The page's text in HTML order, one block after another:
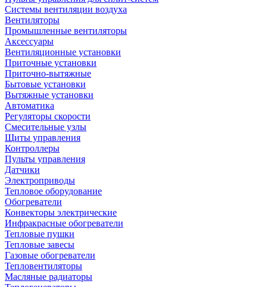
Системы вентиляции воздуха
Вентиляторы
Промышленные вентиляторы
Аксессуары
Вентиляционные установки
Приточные установки
Приточно-вытяжные
Бытовые установки
Вытяжные установки
Автоматика
Регуляторы скорости
Смесительные узлы
Щиты управления
Контроллеры
Пульты управления
Датчики
Электроприводы
Тепловое оборудование
Обогреватели
Конвекторы электрические
Инфракрасные обогреватели
Тепловые пушки
Тепловые завесы
Газовые обогреватели
Тепловентиляторы
Масляные радиаторы